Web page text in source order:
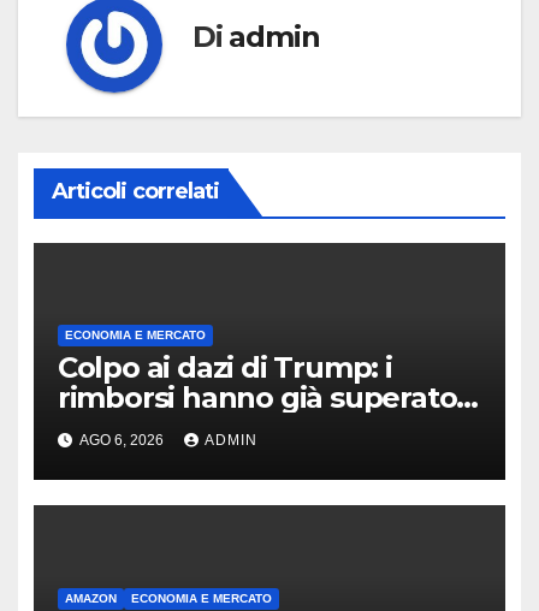
Di admin
Articoli correlati
ECONOMIA E MERCATO
Colpo ai dazi di Trump: i
rimborsi hanno già superato i
100 miliardi di dollari
AGO 6, 2026 ADMIN
AMAZON ECONOMIA E MERCATO